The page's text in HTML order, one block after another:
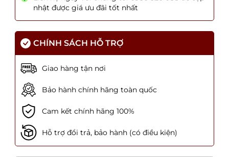
nhật được giá ưu đãi tốt nhất
CHÍNH SÁCH HỖ TRỢ
Giao hàng tận nơi
Bảo hành chính hãng toàn quốc
Cam kết chính hãng 100%
Hỗ trợ đổi trả, bảo hành (có điều kiện)